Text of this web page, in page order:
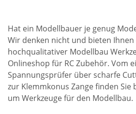
Hat ein Modellbauer je genug
Wir denken nicht und bieten
hochqualitativer Modellbau
Onlineshop für RC Zubehör. Vom
Spannungsprüfer über scharfe
zur Klemmkonus Zange finden Sie
um Werkzeuge für den Modellbau.